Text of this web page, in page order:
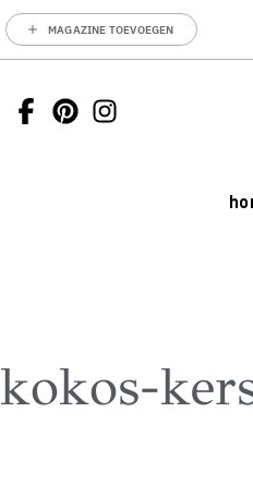
MAGAZINE TOEVOEGEN
kokos-